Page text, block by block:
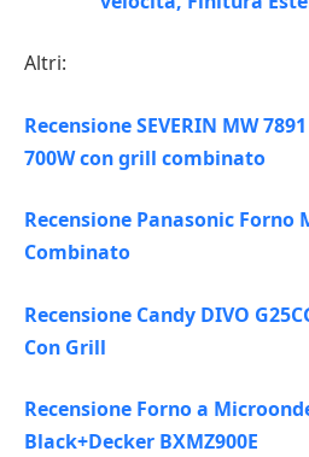
Altri:
Recensione SEVERIN MW
700W con grill combinato
Recensione Panasonic Forno
Combinato
Recensione Candy DIVO
Con Grill
Recensione Forno a
Black+Decker BXMZ900E